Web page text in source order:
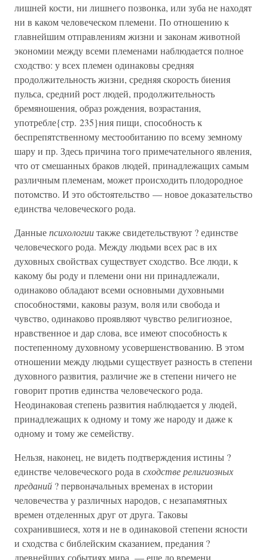
лишней кости, ни лишнего позвонка, или зуба не находят
ни в каком человеческом племени. По отношению к
главнейшим отправлениям жизни и законам животной
экономии между всеми племенами наблюдается полное
сходство: у всех племен одинаковы средняя
продолжительность жизни, средняя скорость биения
пульса, средний рост людей, продолжительность
бремяношения, образ рождения, возрастания,
употребле{стр. 235}ния пищи, способность к
беспрепятственному местообитанию по всему земному
шару и пр. Здесь причина того примечательного явления,
что от смешанных браков людей, принадлежащих самым
различным племенам, может происходить плодородное
потомство. И это обстоятельство — новое доказательство
единства человеческого рода.
Данныепсихологиитакже свидетельствуют ? единстве
человеческого рода. Между людьми всех рас в их
духовных свойствах существует сходство. Все люди, к
какому бы роду и племени они ни принадлежали,
одинаково обладают всеми основными духовными
способностями, каковы разум, воля или свобода и
чувство, одинаково проявляют чувство религиозное,
нравственное и дар слова, все имеют способность к
постепенному духовному усовершенствованию. В этом
отношении между людьми существует разность в степени
духовного развития, различие же в степени ничего не
говорит против единства человеческого рода.
Неодинаковая степень развития наблюдается у людей,
принадлежащих к одному и тому же народу и даже к
одному и тому же семейству.
Нельзя, наконец, не видеть подтверждения истины ?
единстве человеческого рода в сходстве религиозных
преданий ? первоначальных временах в истории
человечества у различных народов, с незапамятных
времен отделенных друг от друга. Таковы
сохранившиеся, хотя и не в одинаковой степени ясности
и сходства с библейским сказанием, предания ?
древнейших событиях мира, — еще до времени